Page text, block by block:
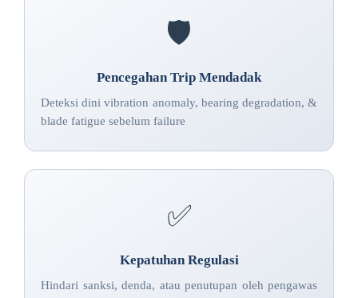
🛡️
Pencegahan Trip Mendadak
Deteksi dini vibration anomaly, bearing degradation, &
blade fatigue sebelum failure
✅
Kepatuhan Regulasi
Hindari sanksi, denda, atau penutupan oleh pengawas